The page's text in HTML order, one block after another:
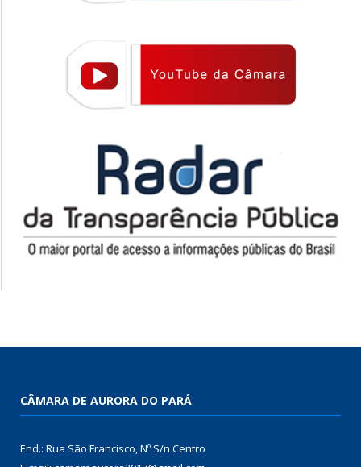
CÂMARA DE AURORA DO PARÁ
End.: Rua São Francisco, Nº S/n Centro